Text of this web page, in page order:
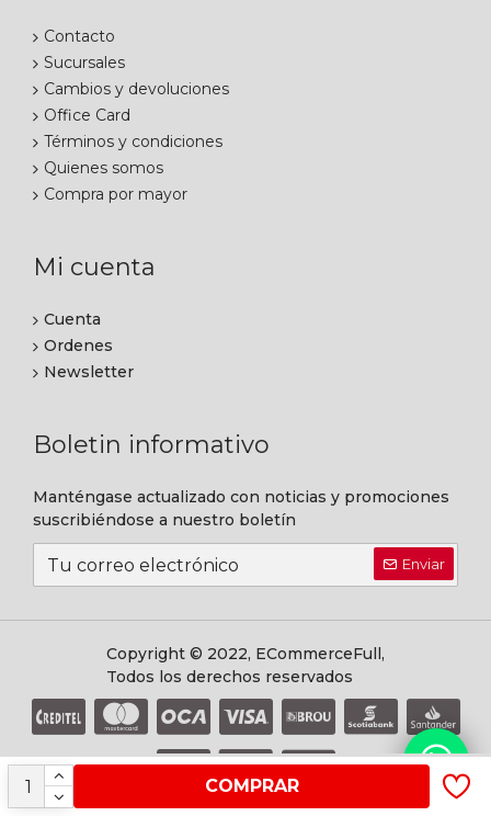
COMPRAR
Contacto
Sucursales
Cambios y devoluciones
Office Card
Términos y condiciones
Quienes somos
Compra por mayor
Mi cuenta
Cuenta
Ordenes
Newsletter
Boletin informativo
Manténgase actualizado con noticias y promociones
suscribiéndose a nuestro boletín
Enviar
Copyright © 2022, ECommerceFull,
Todos los derechos reservados